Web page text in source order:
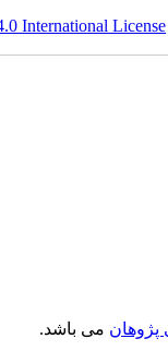
International License
پژوهان می باشد.